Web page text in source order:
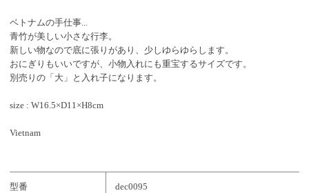
ベトナムの手仕事...
青竹が美しい小さな行李。
新しい物なので底に張りがあり、少しゆらゆらします。
おにぎりもいいですが、小物入れにも重宝するサイズです。
別売りの「大」と入れ子になります。
size : W16.5×D11×H8cm
Vietnam
型番 dec0095